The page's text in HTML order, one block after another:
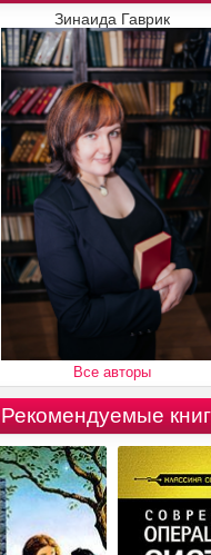
Зинаида Гаврик
Все авторы
Рекомендуемые